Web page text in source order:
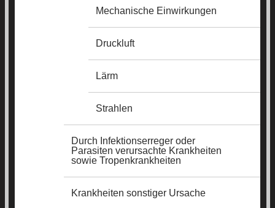
Mechanische Einwirkungen
Druckluft
Lärm
Strahlen
Durch Infektionserreger oder
Parasiten verursachte Krankheiten
sowie Tropenkrankheiten
Krankheiten sonstiger Ursache